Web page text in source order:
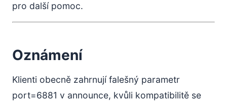
pro další pomoc.
Oznámení
Klienti obecně zahrnují falešný parametr
port=6881 v announce, kvůli kompatibilitě se